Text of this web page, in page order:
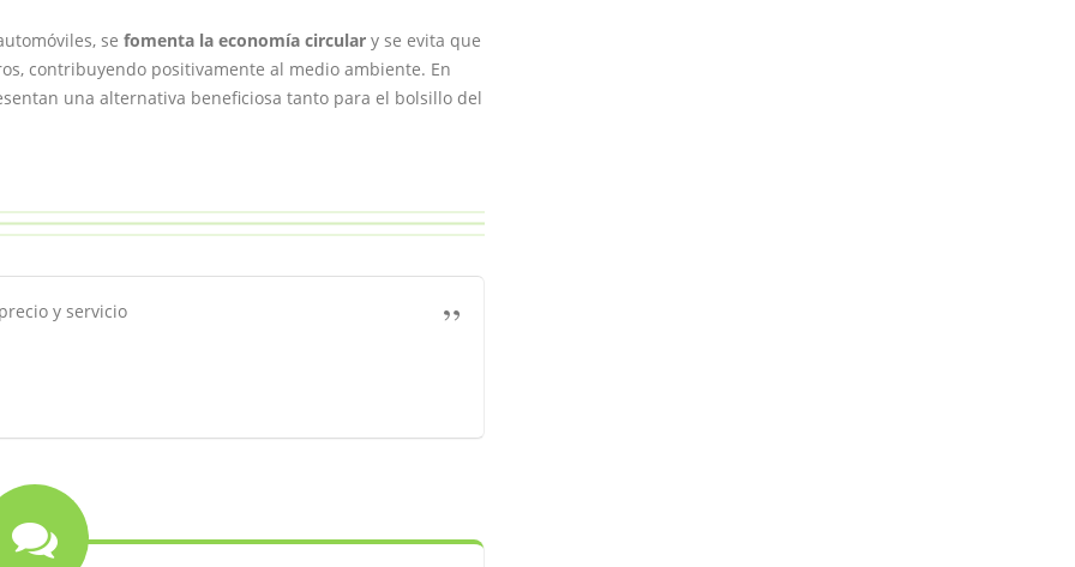
se fomenta la economía circular y se evita que
contribuyendo positivamente al medio ambiente. En
una alternativa beneficiosa tanto para el bolsillo del
y servicio